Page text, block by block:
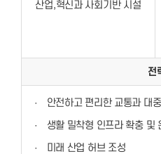
산업,혁신과 사회기반 시설
전
·
안전하고 편리한 교통과 대
·
생활 밀착형 인프라 확충 및
·
미래 산업 허브 조성